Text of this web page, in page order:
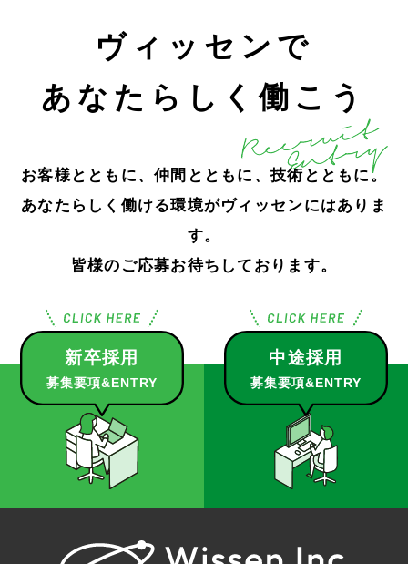
ヴィッセンで
あなたらしく働こう
お客様とともに、仲間とともに、技術とともに。
あなたらしく働ける環境がヴィッセンにはありま
す。
皆様のご応募お待ちしております。
新卒採用
募集要項&ENTRY
中途採用
募集要項&ENTRY